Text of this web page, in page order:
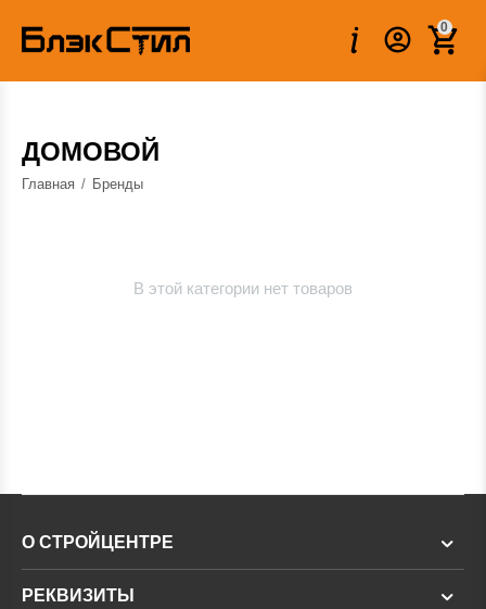
0
ДОМОВОЙ
Главная / Бренды
В этой категории нет товаров
О СТРОЙЦЕНТРЕ
РЕКВИЗИТЫ